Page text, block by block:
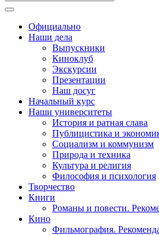
Официально
Наши дела
Выпускники
Киноклуб
Экскурсии
Презентации
Наш досуг
Начальный курс
Наши университеты
История и ратная слава
Публицистика и
Социализм и коммунизм
Природа и техника
Культура и религия
Философия и психология
Творчество
Книги
Романы и повести.
Кино
Фильмография.